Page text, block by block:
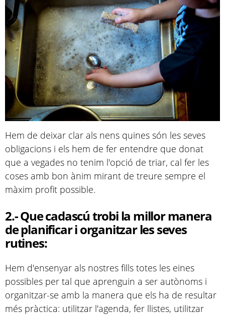
Hem de deixar clar als nens quines són les seves
obligacions i els hem de fer entendre que donat
que a vegades no tenim l'opció de triar, cal fer les
coses amb bon ànim mirant de treure sempre el
màxim profit possible.
2.- Que cadascú trobi la millor manera
de planificar i organitzar les seves
rutines:
Hem d'ensenyar als nostres fills totes les eines
possibles per tal que aprenguin a ser autònoms i
organitzar-se amb la manera que els ha de resultar
més pràctica: utilitzar l'agenda, fer llistes, utilitzar